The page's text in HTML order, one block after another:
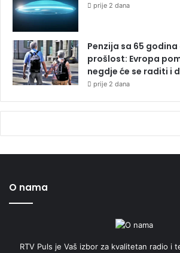
prije 2 dana
Penzija sa 65
prošlost: Evropa
negdje će se raditi i
prije 2 dana
O nama
RTV Puls je Vaš izbor za kvalitetan radio i